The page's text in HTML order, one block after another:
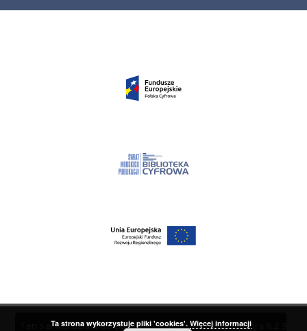
Ten serwis działa dzięki oprogramowaniuDInGO dLibra 6.2.9
Ta strona wykorzystuje pliki 'cookies'. Więcej informacji